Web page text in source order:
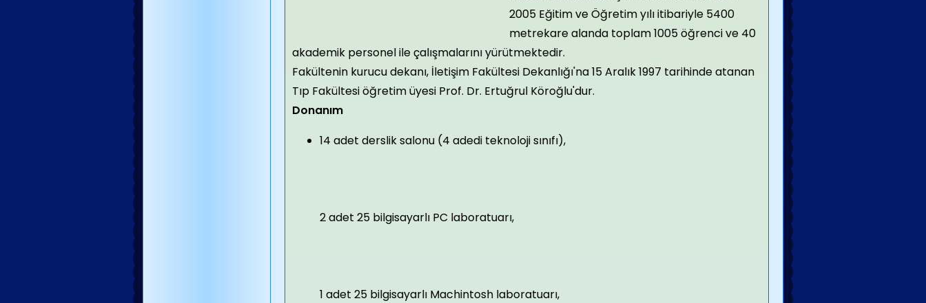
2005 Eğitim ve Öğretim yılı itibariyle 5400
metrekare alanda toplam 1005 öğrenci ve 40
akademik personel ile çalışmalarını yürütmektedir.
Fakültenin kurucu dekanı, İletişim Fakültesi Dekanlığı'na 15 Aralık 1997 tarihinde atanan
Tıp Fakültesi öğretim üyesi Prof. Dr. Ertuğrul Köroğlu'dur.
Donanım
14 adet derslik salonu (4 adedi teknoloji sınıfı),
2 adet 25 bilgisayarlı PC laboratuarı,
1 adet 25 bilgisayarlı Machintosh laboratuarı,